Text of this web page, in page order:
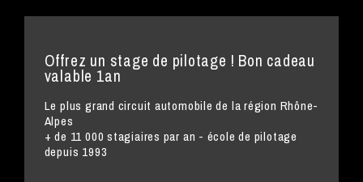
Offrez un stage de pilotage ! Bon cadeau
valable 1an
Le plus grand circuit automobile de la région Rhône-
Alpes
+ de 11 000 stagiaires par an - école de pilotage
depuis 1993